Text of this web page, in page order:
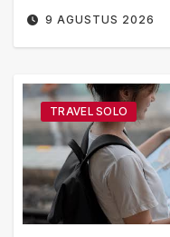
9 AGUSTUS 2026
TRAVEL SOLO